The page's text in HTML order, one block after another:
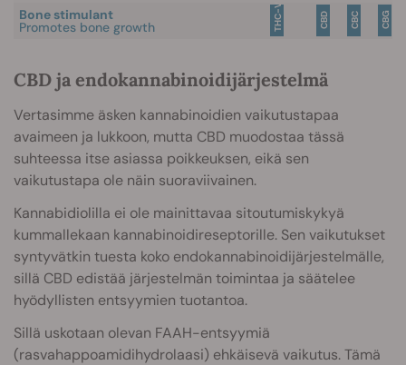
Bone stimulant
Promotes bone growth THC-V CBD CBC CBG
CBD ja endokannabinoidijärjestelmä
Vertasimme äsken kannabinoidien vaikutustapaa
avaimeen ja lukkoon, mutta CBD muodostaa tässä
suhteessa itse asiassa poikkeuksen, eikä sen
vaikutustapa ole näin suoraviivainen.
Kannabidiolilla ei ole mainittavaa sitoutumiskykyä
kummallekaan kannabinoidireseptorille. Sen vaikutukset
syntyvätkin tuesta koko endokannabinoidijärjestelmälle,
sillä CBD edistää järjestelmän toimintaa ja säätelee
hyödyllisten entsyymien tuotantoa.
Sillä uskotaan olevan FAAH-entsyymiä
(rasvahappoamidihydrolaasi) ehkäisevä vaikutus. Tämä